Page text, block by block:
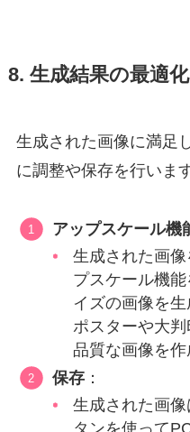
8. 生成結果の最適
生成された画像に満足
に調整や保存を行います
アップスケール機
生成された画
プスケール機
イズの画像を生
ポスターや大
品質な画像を作
保存 ：
生成された画像